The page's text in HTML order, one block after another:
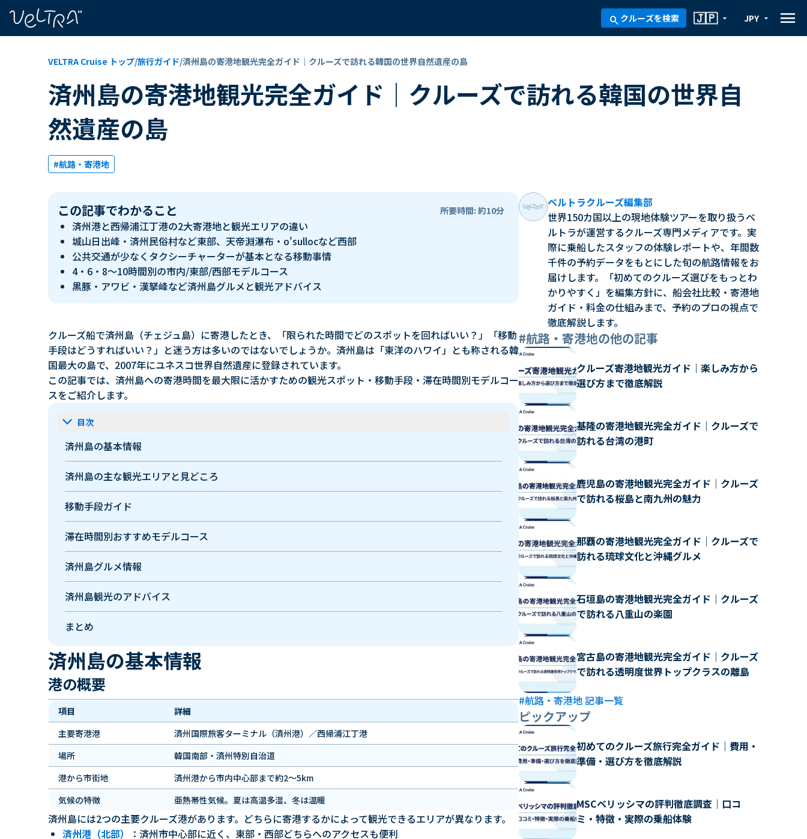
search クルーズを検索 arrow_drop_down
🇯🇵 arrow_drop_down
JPY menu
VELTRA Cruise トップ/旅行ガイド/済州島の寄港地観光完全ガイド｜クルーズで訪れる韓国の世界自然遺産の島
済州島の寄港地観光完全ガイド｜クルーズで訪れる韓国の世界自
然遺産の島
#航路・寄港地
この記事でわかること 所要時間: 約10分
済州港と西帰浦江丁港の2大寄港地と観光エリアの違い
城山日出峰・済州民俗村など東部、天帝淵瀑布・o'sullocなど西部
公共交通が少なくタクシーチャーターが基本となる移動事情
4・6・8〜10時間別の市内/東部/西部モデルコース
黒豚・アワビ・漢拏峰など済州島グルメと観光アドバイス
クルーズ船で済州島（チェジュ島）に寄港したとき、「限られた時間でどのスポットを回ればいい？」「移動
手段はどうすればいい？」と迷う方は多いのではないでしょうか。済州島は「東洋のハワイ」とも称される韓
国最大の島で、2007年にユネスコ世界自然遺産に登録されています。
この記事では、済州島への寄港時間を最大限に活かすための観光スポット・移動手段・滞在時間別モデルコー
スをご紹介します。
keyboard_arrow_down 目次
済州島の基本情報
済州島の主な観光エリアと見どころ
移動手段ガイド
滞在時間別おすすめモデルコース
済州島グルメ情報
済州島観光のアドバイス
まとめ
済州島の基本情報
港の概要
項目
詳細
主要寄港港
済州国際旅客ターミナル（済州港）／西帰浦江丁港
場所
韓国南部・済州特別自治道
港から市街地
済州港から市内中心部まで約2〜5km
気候の特徴
亜熱帯性気候。夏は高温多湿、冬は温暖
済州島には2つの主要クルーズ港があります。どちらに寄港するかによって観光できるエリアが異なります。
済州港（北部）
：済州市中心部に近く、東部・西部どちらへのアクセスも便利
ベルトラクルーズ編集部
世界150カ国以上の現地体験ツアーを取り扱うベ
ルトラが運営するクルーズ専門メディアです。実
際に乗船したスタッフの体験レポートや、年間数
千件の予約データをもとにした旬の航路情報をお
届けします。「初めてのクルーズ選びをもっとわ
かりやすく」を編集方針に、船会社比較・寄港地
ガイド・料金の仕組みまで、予約のプロの視点で
徹底解説します。
#航路・寄港地の他の記事
クルーズ寄港地観光ガイド｜楽しみ方から
選び方まで徹底解説
基隆の寄港地観光完全ガイド｜クルーズで
訪れる台湾の港町
鹿児島の寄港地観光完全ガイド｜クルーズ
で訪れる桜島と南九州の魅力
那覇の寄港地観光完全ガイド｜クルーズで
訪れる琉球文化と沖縄グルメ
石垣島の寄港地観光完全ガイド｜クルーズ
で訪れる八重山の楽園
宮古島の寄港地観光完全ガイド｜クルーズ
で訪れる透明度世界トップクラスの離島
#航路・寄港地 記事一覧
ピックアップ
初めてのクルーズ旅行完全ガイド｜費用・
準備・選び方を徹底解説
MSCベリッシマの評判徹底調査｜口コ
ミ・特徴・実際の乗船体験